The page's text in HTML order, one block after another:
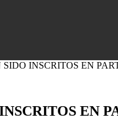
INSCRITOS EN
EN